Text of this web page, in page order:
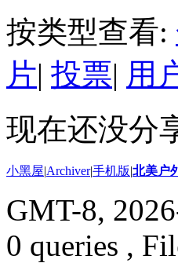
按类型查看:
片| 投票| 用
现在还没分
小黑屋|Archiver|手机版|北美户
GMT-8,
0 queries ,